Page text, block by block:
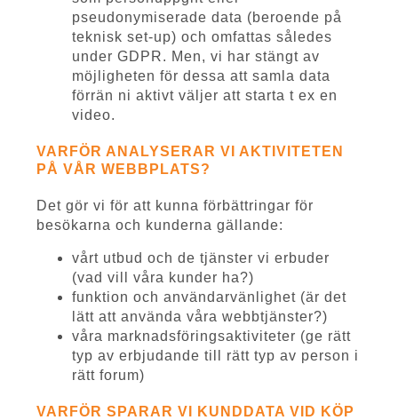
pseudonymiserade data (beroende på
teknisk set-up) och omfattas således
under GDPR. Men, vi har stängt av
möjligheten för dessa att samla data
förrän ni aktivt väljer att starta t ex en
video.
VARFÖR ANALYSERAR VI AKTIVITETEN
PÅ VÅR WEBBPLATS?
Det gör vi för att kunna förbättringar för
besökarna och kunderna gällande:
vårt utbud och de tjänster vi erbuder
(vad vill våra kunder ha?)
funktion och användarvänlighet (är det
lätt att använda våra webbtjänster?)
våra marknadsföringsaktiviteter (ge rätt
typ av erbjudande till rätt typ av person i
rätt forum)
VARFÖR SPARAR VI KUNDDATA VID KÖP